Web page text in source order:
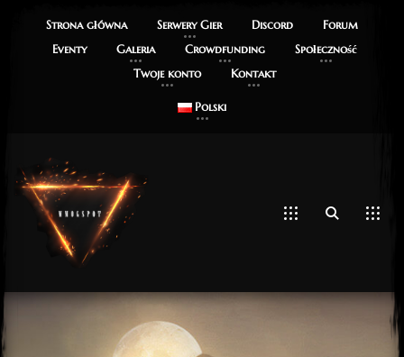
Strona główna Serwery Gier Discord
Forum
Eventy
Galeria Crowdfunding
Społeczność
Twoje konto
Kontakt
Polski